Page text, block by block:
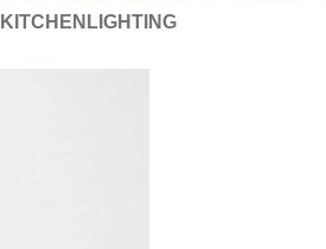
KITCHEN LIGHTING